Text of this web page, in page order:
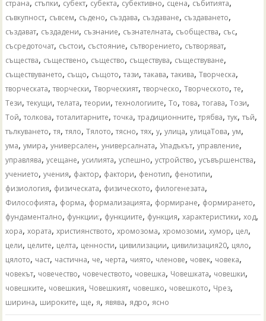
страна стъпки субект субекта субективно сцена събитията
съвкупност, съвсем, съдено, създава, създаване, създаването,
създават, създадени, съзнание, съзнателната, съобщества, със,
съсредоточат, състои, състояние, сътворението, сътворяват,
същества, съществено, същество, съществува, съществуване,
съществуването, също, същото,тази,такава,такива,Творческа,
творческата,творчески,Творческият,творческо,Творческото,те,
Тези,текущи,телата,теории,технологиите,То,това,тогава,Този,
Той,толкова,тоталитарните,точка,традиционните,трябва,тук,тъй,
тълкуването,тя,тяло,Тялото,тясно,тях,у,улица,улицаТова,ум,
ума,умира,универсален,универсалната,Упадъкът,управление,
управлява,усещане,усилията,успешно,устройство,усъвършенства,
учението,учения, фактор, фактори, фенотип, фенотипи,
физиология, физическата, физическото, филогенезата,
Философията, форма, формализацията, формиране, формирането,
фундаментално, функции:, функциите, функция,характеристики,ход,
хора,хората,християнството,хромозома,хромозоми,хумор, цел,
цели, целите, целта, ценности, цивилизации, цивилизация20, цяло,
цялото, част, частична, че, черта, чиято, членове, човек, човека,
човекът, човечество, човечеството, човешка, Човешката, човешки,
човешките, човешкия, Човешкият, човешко, човешкото, Чрез,
ширина, широките, ще, я, явява, ядро, ясно